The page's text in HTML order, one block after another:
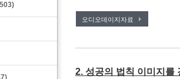
오디오데이지자료
2. 성공의 법칙 이미지를